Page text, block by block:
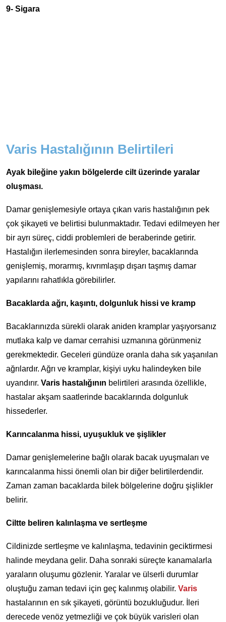
9- Sigara
Varis Hastalığının Belirtileri
Ayak bileğine yakın bölgelerde cilt üzerinde yaralar
oluşması.
Damar genişlemesiyle ortaya çıkan varis hastalığının pek
çok şikayeti ve belirtisi bulunmaktadır. Tedavi edilmeyen her
bir ayrı süreç, ciddi problemleri de beraberinde getirir.
Hastalığın ilerlemesinden sonra bireyler, bacaklarında
genişlemiş, morarmış, kıvrımlaşıp dışarı taşmış damar
yapılarını rahatlıkla görebilirler.
Bacaklarda ağrı, kaşıntı, dolgunluk hissi ve kramp
Bacaklarınızda sürekli olarak aniden kramplar yaşıyorsanız
mutlaka kalp ve damar cerrahisi uzmanına görünmeniz
gerekmektedir. Geceleri gündüze oranla daha sık yaşanılan
ağrılardır. Ağrı ve kramplar, kişiyi uyku halindeyken bile
uyandırır. Varis hastalığının belirtileri arasında özellikle,
hastalar akşam saatlerinde bacaklarında dolgunluk
hissederler.
Karıncalanma hissi, uyuşukluk ve şişlikler
Damar genişlemelerine bağlı olarak bacak uyuşmaları ve
karıncalanma hissi önemli olan bir diğer belirtilerdendir.
Zaman zaman bacaklarda bilek bölgelerine doğru şişlikler
belirir.
Ciltte beliren kalınlaşma ve sertleşme
Cildinizde sertleşme ve kalınlaşma, tedavinin geciktirmesi
halinde meydana gelir. Daha sonraki süreçte kanamalarla
yaraların oluşumu gözlenir. Yaralar ve ülserli durumlar
oluştuğu zaman tedavi için geç kalınmış olabilir. Varis
hastalarının en sık şikayeti, görüntü bozukluğudur. İleri
derecede venöz yetmezliği ve çok büyük varisleri olan